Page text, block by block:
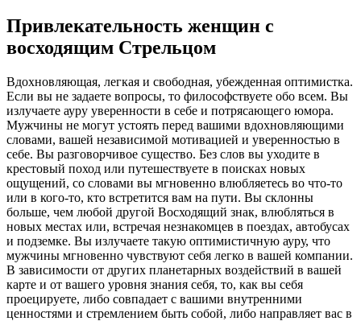
Привлекательность женщин с
восходящим Стрельцом
Вдохновляющая, легкая и свободная, убежденная оптимистка.
Если вы не задаете вопросы, то философствуете обо всем. Вы
излучаете ауру уверенности в себе и потрясающего юмора.
Мужчины не могут устоять перед вашими вдохновляющими
словами, вашей независимой мотивацией и уверенностью в
себе. Вы разговорчивое существо. Без слов вы уходите в
крестовый поход или путешествуете в поисках новых
ощущений, со словами вы мгновенно влюбляетесь во что-то
или в кого-то, кто встретится вам на пути. Вы склонны
больше, чем любой другой Восходящий знак, влюбляться в
новых местах или, встречая незнакомцев в поездах, автобусах
и подземке. Вы излучаете такую оптимистичную ауру, что
мужчины мгновенно чувствуют себя легко в вашей компании.
В зависимости от других планетарных воздействий в вашей
карте и от вашего уровня знания себя, то, как вы себя
проецируете, либо совпадает с вашими внутренними
ценностями и стремлением быть собой, либо направляет вас в